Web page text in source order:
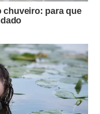
e escorra bem;
e encorpado;
firme em cubos;
em um prato